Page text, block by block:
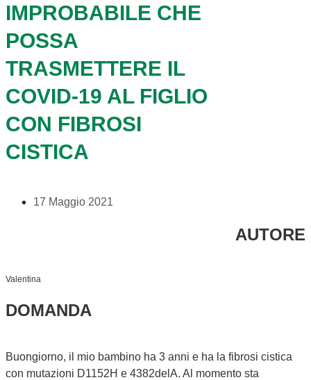
IMPROBABILE CHE
POSSA
TRASMETTERE IL
COVID-19 AL FIGLIO
CON FIBROSI
CISTICA
17 Maggio 2021
AUTORE
Valentina
DOMANDA
Buongiorno, il mio bambino ha 3 anni e ha la fibrosi cistica
con mutazioni D1152H e 4382delA. Al momento sta